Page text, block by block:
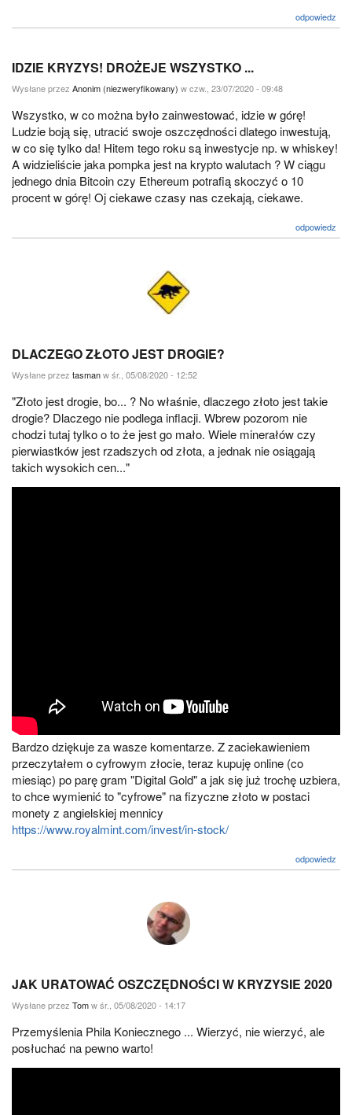
odpowiedz
IDZIE KRYZYS! DROŻEJE WSZYSTKO ...
Wysłane przez Anonim (niezweryfikowany) w czw., 23/07/2020 - 09:48
Wszystko, w co można było zainwestować, idzie w górę!
Ludzie boją się, utracić swoje oszczędności dlatego inwestują,
w co się tylko da! Hitem tego roku są inwestycje np. w whiskey!
A widzieliście jaka pompka jest na krypto walutach ? W ciągu
jednego dnia Bitcoin czy Ethereum potrafią skoczyć o 10
procent w górę! Oj ciekawe czasy nas czekają, ciekawe.
odpowiedz
DLACZEGO ZŁOTO JEST DROGIE?
Wysłane przez tasmanw śr., 05/08/2020 - 12:52
"Złoto jest drogie, bo... ? No właśnie, dlaczego złoto jest takie
drogie? Dlaczego nie podlega inflacji. Wbrew pozorom nie
chodzi tutaj tylko o to że jest go mało. Wiele minerałów czy
pierwiastków jest rzadszych od złota, a jednak nie osiągają
takich wysokich cen..."
Bardzo dziękuje za wasze komentarze. Z zaciekawieniem
przeczytałem o cyfrowym złocie, teraz kupuję online (co
miesiąc) po parę gram "Digital Gold" a jak się już trochę uzbiera,
to chce wymienić to "cyfrowe" na fizyczne złoto w postaci
monety z angielskiej mennicy
https://www.royalmint.com/invest/in-stock/
odpowiedz
JAK URATOWAĆ OSZCZĘDNOŚCI W KRYZYSIE 2020
Wysłane przez Tomw śr., 05/08/2020 - 14:17
Przemyślenia Phila Koniecznego ... Wierzyć, nie wierzyć, ale
posłuchać na pewno warto!